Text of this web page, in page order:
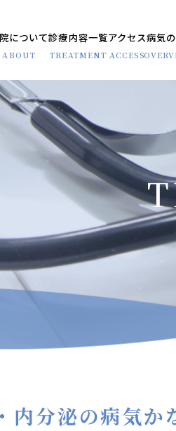
について
ABOUT
診療内容一覧
TREATMENT
アクセス
ACCESS
病気
内分泌の病気か